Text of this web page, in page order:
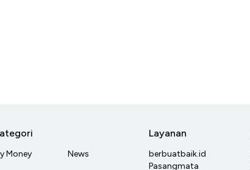
Money
News
Layanan
berbuatbaik.id
Pasangmata